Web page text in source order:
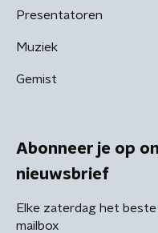
Presentatoren
Muziek
Gemist
Abonneer je op
nieuwsbrief
Elke zaterdag het
mailbox